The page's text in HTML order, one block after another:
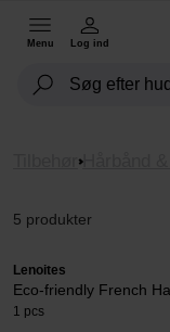
Menu Log ind
Hårbånd
5 produkter
Lenoites
Eco-friendly French
1 pcs